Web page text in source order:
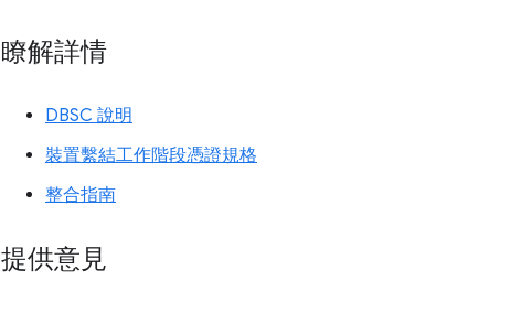
瞭解詳情
DBSC 說明
裝置繫結工作階段憑證規格
整合指南
提供意見